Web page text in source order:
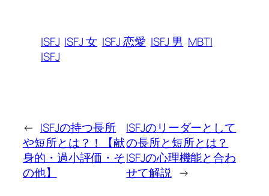
ISFJ ISFJ 女 ISFJ 恋愛 ISFJ 男 MBTI
ISFJ
← ISFJの持つ長所
や短所とは？！【献
身的・過小評価・そ
の他】
ISFJのリーダーとして
の長所と短所とは？
ISFJの心理機能と合わ
せて解説 →